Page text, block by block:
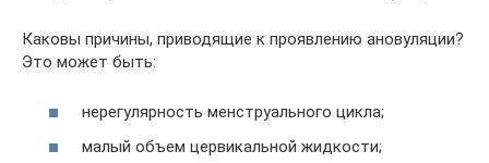
Каковы причины, приводящие к проявлению ановуляции?
Это может быть:
нерегулярность менструального цикла;
малый объем цервикальной жидкости;